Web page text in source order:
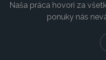
Naša práca hovorí za
ponuky nás